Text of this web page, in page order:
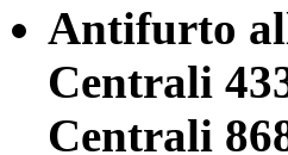
Antifurto
Centrali
Centrali